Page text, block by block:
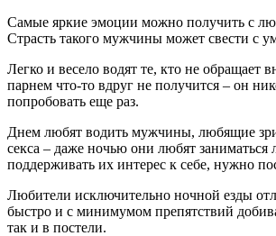
Самые яркие эмоции можно получить с
Страсть такого мужчины может свести с
Легко и весело водят те, кто не обращает
парнем что-то вдруг не получится – он
попробовать еще раз.
Днем любят водить мужчины, любящие
секса – даже ночью они любят
поддерживать их интерес к себе, нужно
Любители исключительно ночной езды
быстро и с минимумом препятствий
так и в постели.